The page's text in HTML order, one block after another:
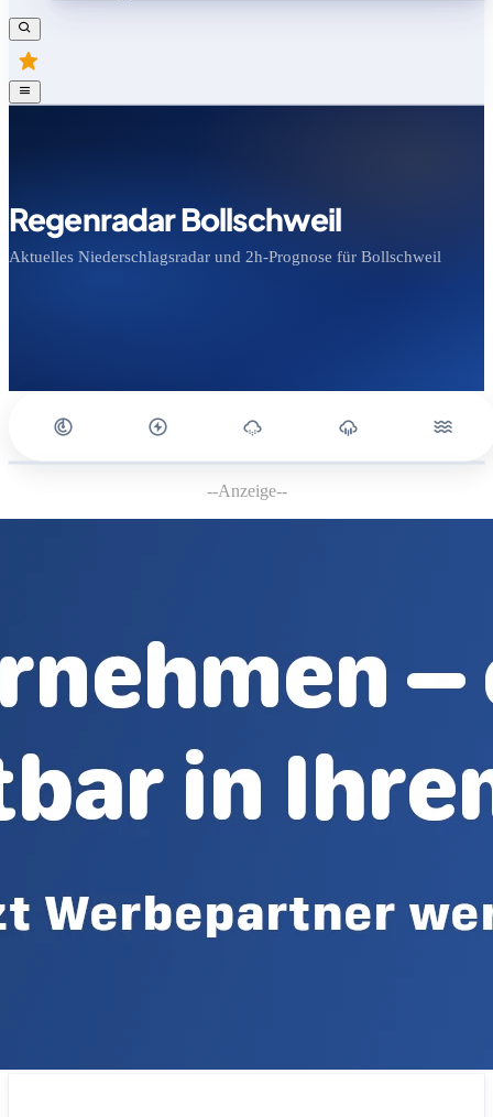
Regenradar Bollschweil
Aktuelles Niederschlagsradar und 2h-Prognose für Bollschweil
--Anzeige--